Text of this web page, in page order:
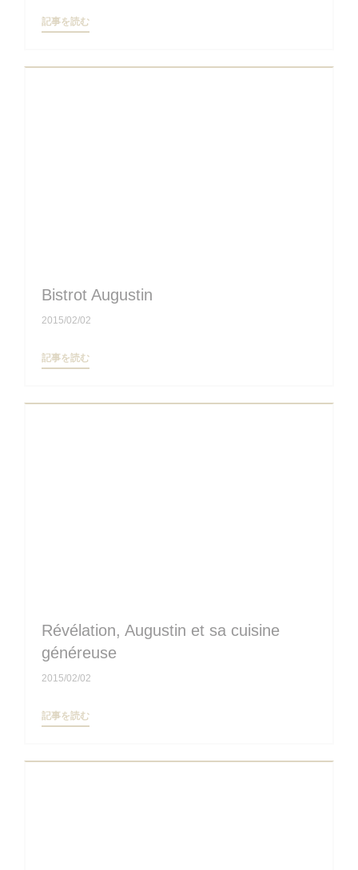
記事を読む((新しいウィンドウで開きます))
Bistrot Augustin
2015/02/02
記事を読む((新しいウィンドウで開きます))
Révélation, Augustin et sa cuisine
généreuse
2015/02/02
記事を読む((新しいウィンドウで開きます))